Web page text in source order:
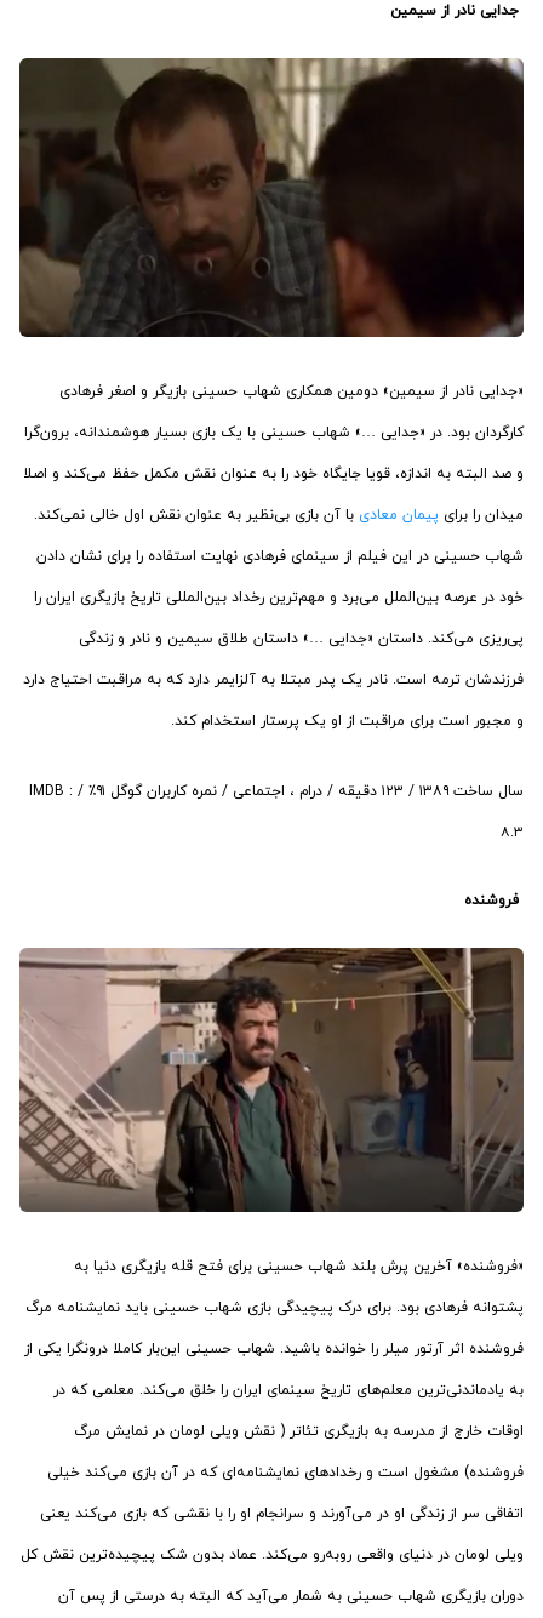
‏جدایی نادر از سیمین
«جدایی نادر از سیمین» دومین همکاری شهاب حسینی بازیگر و اصغر فرهادی
کارگردان بود. در «جدایی …» شهاب حسینی با یک بازی بسیار هوشمندانه، برون‌گرا
و صد البته به اندازه، قویا جایگاه خود را به عنوان نقش مکمل حفظ می‌کند و اصلا
میدان را برای پیمان معادی با آن بازی بی‌نظیر به عنوان نقش اول خالی نمی‌کند.
شهاب حسینی در این فیلم از سینمای فرهادی نهایت استفاده را برای نشان دادن
خود در عرصه بین‌الملل می‌برد و مهم‌ترین رخداد بین‌المللی تاریخ بازیگری ایران را
پی‌ریزی می‌کند. داستان «جدایی …» داستان طلاق سیمین و نادر و زندگی
فرزندشان ترمه است. نادر یک پدر مبتلا به آلزایمر دارد که به مراقبت احتیاج دارد
و مجبور است برای مراقبت از او یک پرستار استخدام کند.
سال ساخت ۱۳۸۹ / ۱۲۳ دقیقه / درام ، اجتماعی / نمره کاربران گوگل ۹۱٪ / IMDB :
۸.۳
‏فروشنده
‏«فروشنده» آخرین پرش بلند شهاب حسینی برای فتح قله بازیگری دنیا به
پشتوانه فرهادی بود. برای درک پیچیدگی بازی شهاب حسینی باید نمایشنامه مرگ
فروشنده اثر آرتور میلر را خوانده باشید. شهاب حسینی این‌بار کاملا درونگرا یکی از
به یادماندنی‌ترین معلم‌های تاریخ سینمای ایران را خلق می‌کند. معلمی که در
اوقات خارج از مدرسه به بازیگری تئاتر ( نقش ویلی لومان در نمایش مرگ
فروشنده) مشغول است و رخدادهای نمایشنامه‌ای که در آن بازی می‌کند خیلی
اتفاقی سر از زندگی او در می‌آورند و سرانجام او را با نقشی که بازی می‌کند یعنی
ویلی لومان در دنیای واقعی روبه‌رو می‌کند. عماد بدون شک پیچیده‌ترین نقش کل
دوران بازیگری شهاب حسینی به شمار می‌آید که البته به درستی از پس آن